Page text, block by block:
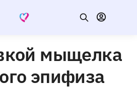
мыщелка
эпифиза